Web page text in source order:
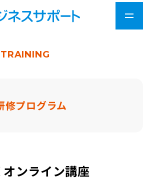
修プログラム
ンライン講座